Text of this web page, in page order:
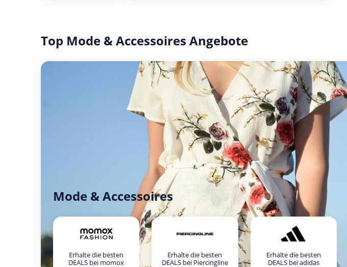
Top Mode & Accessoires Angebote
Mode & Accessoires
Erhalte die besten
DEALS bei momox
Erhalte die besten
DEALS bei Piercingline
Erhalte die besten
DEALS bei adidas